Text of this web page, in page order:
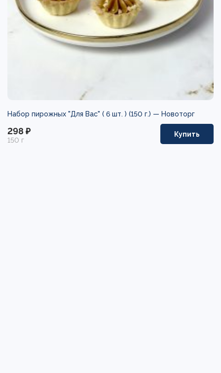
Набор пирожных "Для Вас" ( 6 шт. ) (150 г.) — Новоторг
298 ₽
150 г
Купить